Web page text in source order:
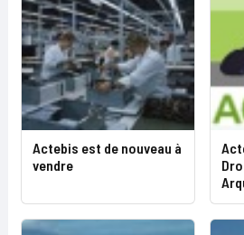
Actebis est de nouveau à
vendre